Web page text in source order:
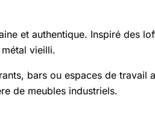
et authentique. Inspiré des
vieilli.
bars ou espaces de travail
de meubles industriels.